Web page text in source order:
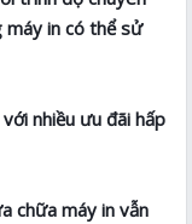
máy in có thể sử
nhiều ưu đãi hấp
chữa máy in vẫn